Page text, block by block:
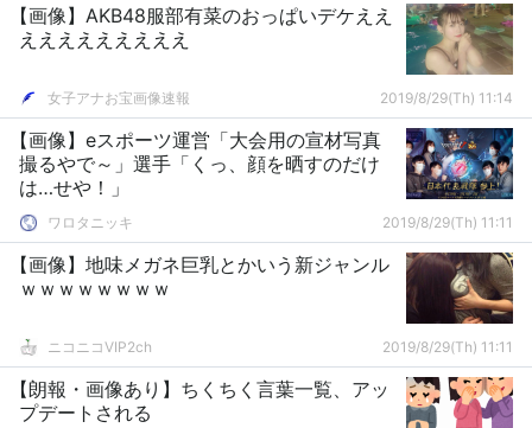
【画像】AKB48服部有菜のおっぱいデケええ
えええええええええ
女子アナお宝画像速報 2019/8/29(Th) 11:14
【画像】eスポーツ運営「大会用の宣材写真
撮るやで～」選手「くっ、顔を晒すのだけ
は…せや！」
ワロタニッキ 2019/8/29(Th) 11:11
【画像】地味メガネ巨乳とかいう新ジャンル
ｗｗｗｗｗｗｗｗ
ニコニコVIP2ch 2019/8/29(Th) 11:11
【朗報・画像あり】ちくちく言葉一覧、アッ
プデートされる